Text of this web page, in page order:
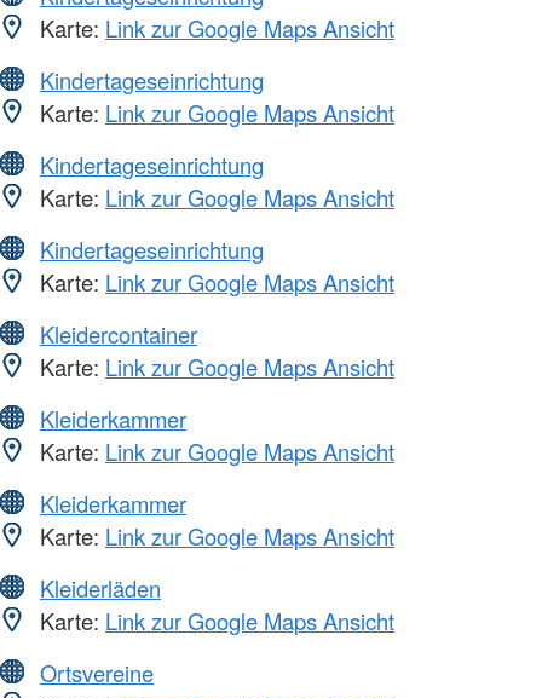
Karte: Link zur Google Maps Ansicht
Kindertageseinrichtung
Karte: Link zur Google Maps Ansicht
Kindertageseinrichtung
Karte: Link zur Google Maps Ansicht
Kindertageseinrichtung
Karte: Link zur Google Maps Ansicht
Kleidercontainer
Karte: Link zur Google Maps Ansicht
Kleiderkammer
Karte: Link zur Google Maps Ansicht
Kleiderkammer
Karte: Link zur Google Maps Ansicht
Kleiderläden
Karte: Link zur Google Maps Ansicht
Ortsvereine